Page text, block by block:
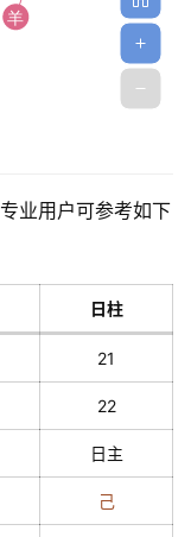
业用户可参考如下
日柱
21
22
日主
己